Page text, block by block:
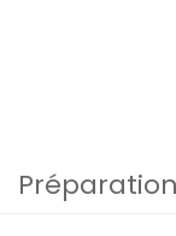
Préparation